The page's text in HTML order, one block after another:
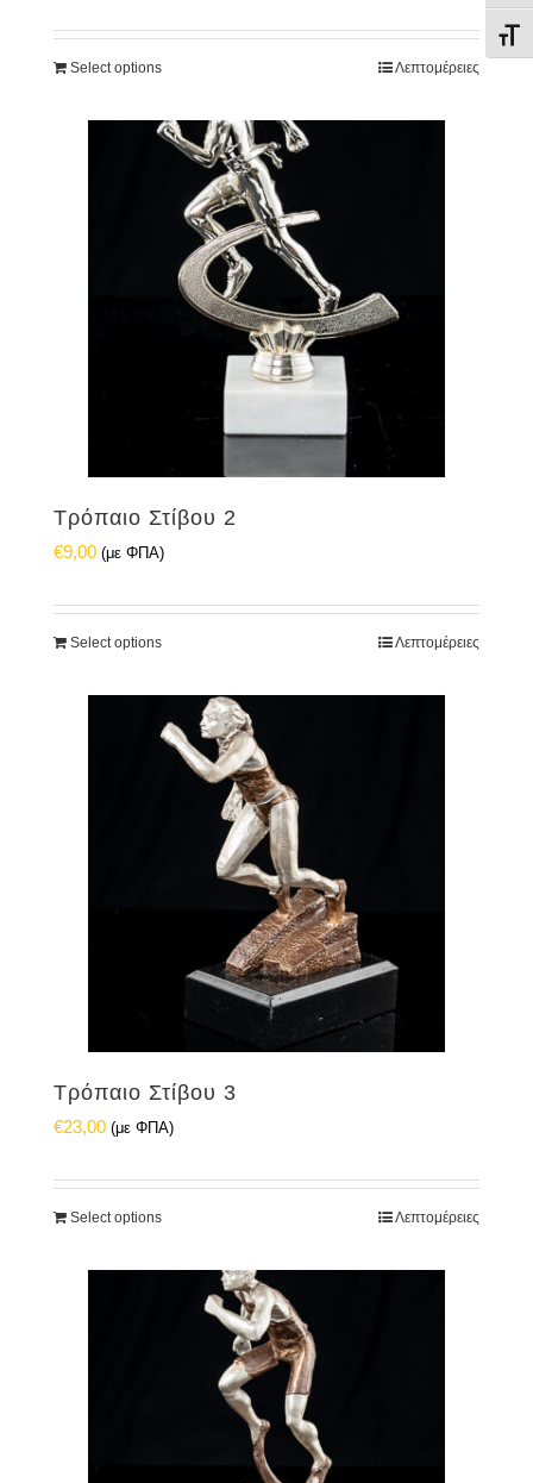
Select options Λεπτομέρειες
Τρόπαιο Στίβου 2
€9,00 (με ΦΠΑ)
Select options Λεπτομέρειες
Τρόπαιο Στίβου 3
€23,00 (με ΦΠΑ)
Select options Λεπτομέρειες